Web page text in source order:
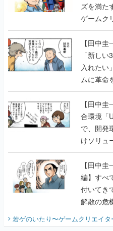
ズを満た
ゲームク
【若ゲの
【田中
「新し
入れたい
ムに革命
のいたり
【田中
合環境「
で、開発
けソリュ
に行って
【田中
編】すべ
付いてき
解散の危
『少年ジ
若ゲのいたり〜ゲームクリエイタ